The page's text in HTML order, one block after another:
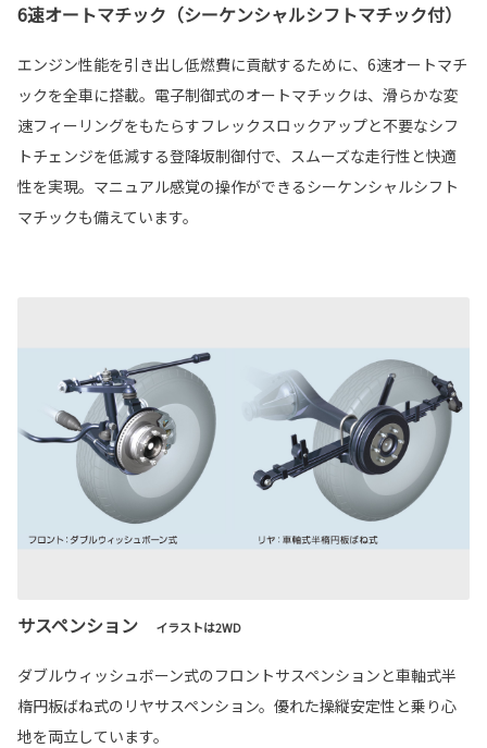
6速オートマチック（シーケンシャルシフトマチック付）
エンジン性能を引き出し低燃費に貢献するために、6速オートマチ
ックを全車に搭載。電子制御式のオートマチックは、滑らかな変
速フィーリングをもたらすフレックスロックアップと不要なシフ
トチェンジを低減する登降坂制御付で、スムーズな走行性と快適
性を実現。マニュアル感覚の操作ができるシーケンシャルシフト
マチックも備えています。
サスペンション イラストは2WD
ダブルウィッシュボーン式のフロントサスペンションと車軸式半
楕円板ばね式のリヤサスペンション。優れた操縦安定性と乗り心
地を両立しています。